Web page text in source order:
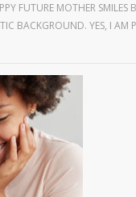
FUTURE MOTHER
BACKGROUND. YES, I AM